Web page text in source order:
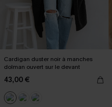
Cardigan duster noir à manches
dolman ouvert sur le devant
43,00 €